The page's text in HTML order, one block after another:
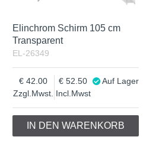
Elinchrom Schirm 105 cm
Transparent
EL-26349
Zzgl.Mwst.
42.00
Incl.Mwst
52.50 Auf Lager
IN DEN WARENKORB